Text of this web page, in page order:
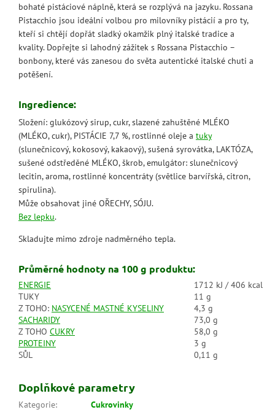
bohaté pistáciové náplně, která se rozplývá na jazyku. Rossana
Pistacchio jsou ideální volbou pro milovníky pistácií a pro ty,
kteří si chtějí dopřát sladký okamžik plný italské tradice a
kvality. Dopřejte si lahodný zážitek s Rossana Pistacchio –
bonbony, které vás zanesou do světa autentické italské chuti a
potěšení.
Ingredience:
Složení: glukózový sirup, cukr, slazené zahuštěné MLÉKO
(MLÉKO, cukr), PISTÁCIE 7,7 %, rostlinné oleje a tuky
(slunečnicový, kokosový, kakaový), sušená syrovátka, LAKTÓZA,
sušené odstředěné MLÉKO, škrob, emulgátor: slunečnicový
lecitin, aroma, rostlinné koncentráty (světlice barvířská, citron,
spirulina).
Může obsahovat jiné OŘECHY, SÓJU.
Bez lepku.
Skladujte mimo zdroje nadměrného tepla.
Průměrné hodnoty na 100 g produktu:
ENERGIE
1712 kJ / 406 kcal
TUKY
11 g
Z TOHO: NASYCENÉ MASTNÉ KYSELINY
4,3 g
SACHARIDY
73,0 g
Z TOHO CUKRY
58,0 g
PROTEINY
3 g
SŮL
0,11 g
Doplňkové parametry
Kategorie:
Cukrovinky